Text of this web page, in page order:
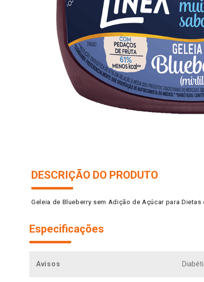
DESCRIÇÃO DO PRODUTO
Geleia de Blueberry sem Adição de Açúcar para
Especificações
Avisos